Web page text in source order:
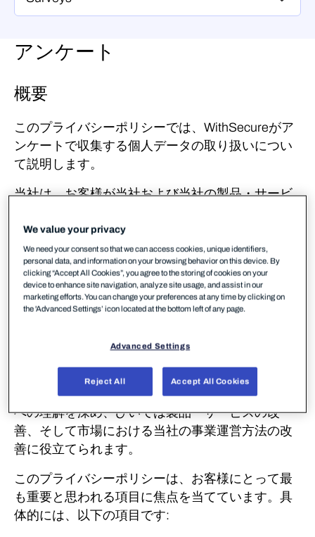
アンケート
概要
このプライバシーポリシーでは、WithSecureがア
ンケートで収集する個人データの取り扱いについ
て説明します。
当社は、お客様が当社および当社の製品・サービ
トデータを収集しています。
た回答は、製品・サービスの改善、およびお客様
とのその他の連携のために活用させていただきま
す。
ィードバックを得るために、お客様アンケートを
実施しています。このフィードバックは、お客様
への理解を深め、ひいては製品・サービスの改
善、そして市場における当社の事業運営方法の改
善に役立てられます。
このプライバシーポリシーは、お客様にとって最
も重要と思われる項目に焦点を当てています。 具
体的には、以下の項目です:
We value your privacy
We need your consent so that we can access cookies, unique identifiers,
personal data, and information on your browsing behavior on this device. By
clicking “Accept All Cookies”, you agree to the storing of cookies on your
device to enhance site navigation, analyze site usage, and assist in our
marketing efforts. You can change your preferences at any time by clicking on
the 'Advanced Settings’ icon located at the bottom left of any page.
Advanced Settings
Reject All Accept All Cookies